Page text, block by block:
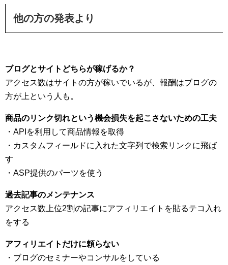
他の方の発表より
ブログとサイトどちらが稼げるか？
アクセス数はサイトの方が稼いでいるが、報酬はブログの
方が上という人も。
商品のリンク切れという機会損失を起こさないための工夫
・APIを利用して商品情報を取得
・カスタムフィールドに入れた文字列で検索リンクに飛ば
す
・ASP提供のパーツを使う
過去記事のメンテナンス
アクセス数上位2割の記事にアフィリエイトを貼るテコ入れ
をする
アフィリエイトだけに頼らない
・ブログのセミナーやコンサルをしている